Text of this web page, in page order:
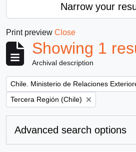
Narrow your
Print preview Close
Showing 1
Archival description
Remove filter:
Chile. Ministerio de Relaciones
Remove filter:
Tercera Región (Chile)
Advanced search options